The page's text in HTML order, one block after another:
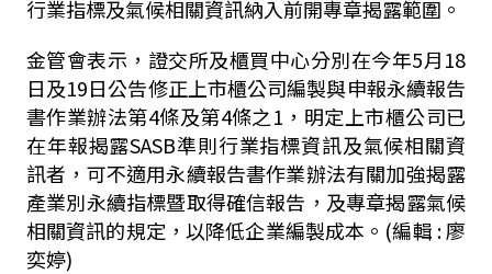
行業指標及氣候相關資訊納入前開專章揭露範圍。
金管會表示，證交所及櫃買中心分別在今年5月18
日及19日公告修正上市櫃公司編製與申報永續報告
書作業辦法第4條及第4條之1，明定上市櫃公司已
在年報揭露SASB準則行業指標資訊及氣候相關資
訊者，可不適用永續報告書作業辦法有關加強揭露
產業別永續指標暨取得確信報告，及專章揭露氣候
相關資訊的規定，以降低企業編製成本。(編輯 : 廖
奕婷)